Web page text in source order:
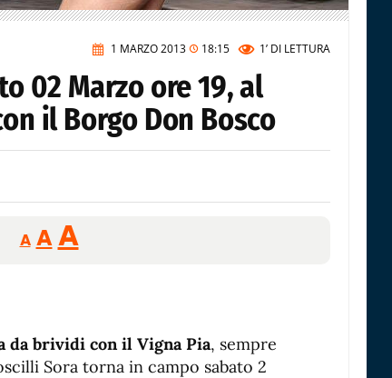
1 MARZO 2013 18:15 1’ DI LETTURA
02 Marzo ore 19, al
il Borgo Don Bosco
A
Reducir
tamaño
A Restablecer
tamaño
AAumentar
fuente.
da brividi con il Vigna Pia, sempre
Sora torna in campo sabato 2